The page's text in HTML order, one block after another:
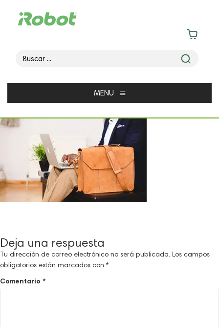
MENU ≡
Deja una respuesta
Tu dirección de correo electrónico no será publicada. Los campos
obligatorios están marcados con *
Comentario *